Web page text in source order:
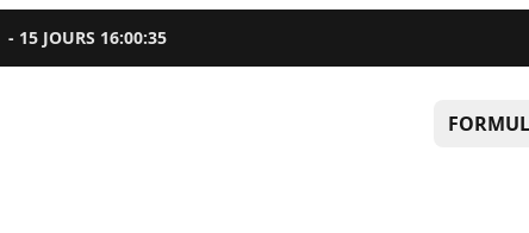
- 15 JOURS 16:00:34